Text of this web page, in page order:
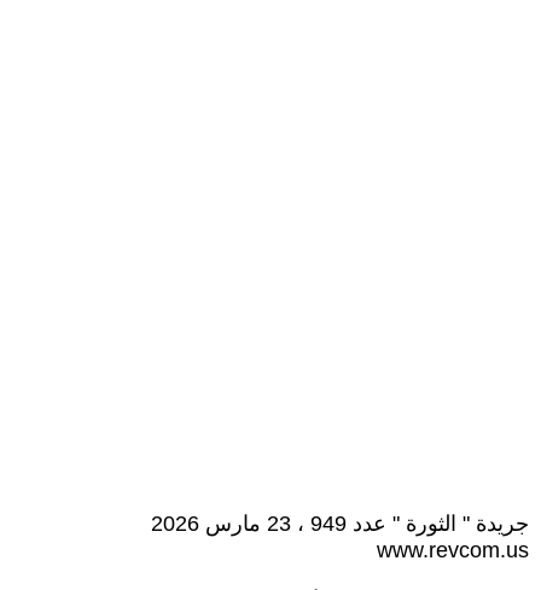
جريدة " الثورة " عدد 949 ، 23 مارس 2026
www.revcom.us